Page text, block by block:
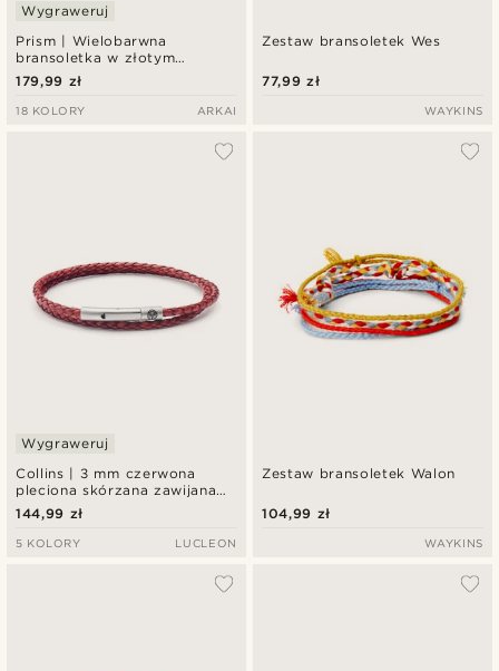
Prism | Wielobarwna
bransoletka w złotym
odcieniu z kryształowego
szkła
Wygraweruj
179,99 zł
18 KOLORY ARKAI
Zestaw bransoletek Wes
77,99 zł
WAYKINS
Collins | 3 mm czerwona
pleciona skórzana zawijana
bransoletka
Wygraweruj
144,99 zł
5 KOLORY LUCLEON
Zestaw bransoletek Walon
104,99 zł
WAYKINS